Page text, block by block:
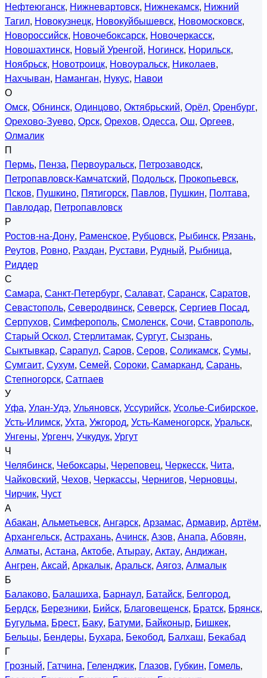
Нефтеюганск, Нижневартовск, Нижнекамск, Нижний
Тагил, Новокузнецк, Новокуйбышевск, Новомосковск,
Новороссийск, Новочебоксарск, Новочеркасск,
Новошахтинск, Новый Уренгой, Ногинск, Норильск,
Ноябрьск, Новотроицк, Новоуральск, Николаев,
Нахчыван, Наманган, Нукус, Навои
О
Омск, Обнинск, Одинцово, Октябрьский, Орёл, Оренбург,
Орехово-Зуево, Орск, Орехов, Одесса, Ош, Оргеев,
Олмалик
П
Пермь, Пенза, Первоуральск, Петрозаводск,
Петропавловск-Камчатский, Подольск, Прокопьевск,
Псков, Пушкино, Пятигорск, Павлов, Пушкин, Полтава,
Павлодар, Петропавловск
Р
Ростов-на-Дону, Раменское, Рубцовск, Рыбинск, Рязань,
Реутов, Ровно, Раздан, Рустави, Рудный, Рыбница,
Риддер
С
Самара, Санкт-Петербург, Салават, Саранск, Саратов,
Севастополь, Северодвинск, Северск, Сергиев Посад,
Серпухов, Симферополь, Смоленск, Сочи, Ставрополь,
Старый Оскол, Стерлитамак, Сургут, Сызрань,
Сыктывкар, Сарапул, Саров, Серов, Соликамск, Сумы,
Сумгаит, Сухум, Семей, Сороки, Самарканд, Сарань,
Степногорск, Сатпаев
У
Уфа, Улан-Удэ, Ульяновск, Уссурийск, Усолье-Сибирское,
Усть-Илимск, Ухта, Ужгород, Усть-Каменогорск, Уральск,
Унгены, Ургенч, Учкудук, Ургут
Ч
Челябинск, Чебоксары, Череповец, Черкесск, Чита,
Чайковский, Чехов, Черкассы, Чернигов, Черновцы,
Чирчик, Чуст
А
Абакан, Альметьевск, Ангарск, Арзамас, Армавир, Артём,
Архангельск, Астрахань, Ачинск, Азов, Анапа, Абовян,
Алматы, Астана, Актобе, Атырау, Актау, Андижан,
Ангрен, Аксай, Аркалык, Аральск, Аягоз, Алмалык
Б
Балаково, Балашиха, Барнаул, Батайск, Белгород,
Бердск, Березники, Бийск, Благовещенск, Братск, Брянск,
Бугульма, Брест, Баку, Батуми, Байконыр, Бишкек,
Бельцы, Бендеры, Бухара, Бекобод, Балхаш, Бекабад
Г
Грозный, Гатчина, Геленджик, Глазов, Губкин, Гомель,